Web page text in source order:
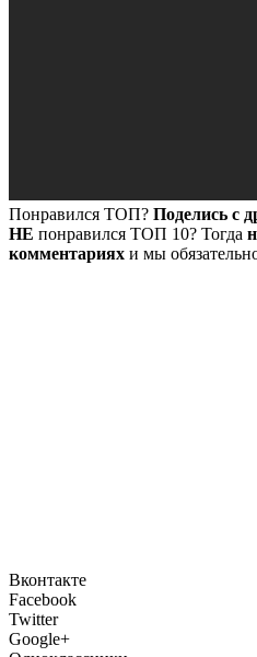
Понравился ТОП? Поделись с
НЕ понравился ТОП 10? Тогда
комментариях и мы
Вконтакте
Facebook
Twitter
Google+